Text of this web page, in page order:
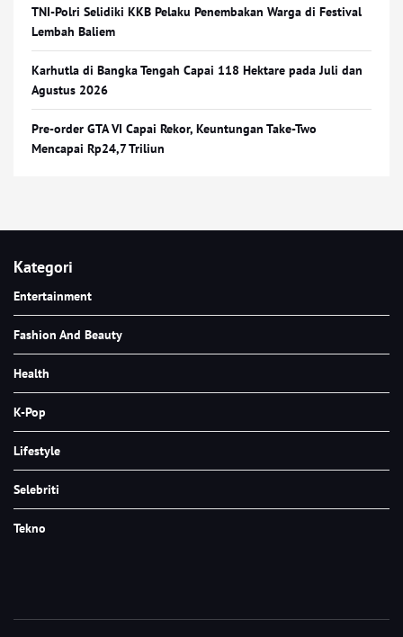
TNI-Polri Selidiki KKB Pelaku Penembakan Warga di Festival
Lembah Baliem
Karhutla di Bangka Tengah Capai 118 Hektare pada Juli dan
Agustus 2026
Pre-order GTA VI Capai Rekor, Keuntungan Take-Two
Mencapai Rp24,7 Triliun
Kategori
Entertainment
Fashion And Beauty
Health
K-Pop
Lifestyle
Selebriti
Tekno